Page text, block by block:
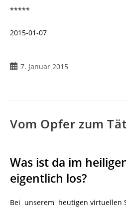
*****
2015-01-07
Beitrag
7. Januar 2015
Vom Opfer zum
Was ist da im
eigentlich los?
Bei unserem heutigen virtuellen